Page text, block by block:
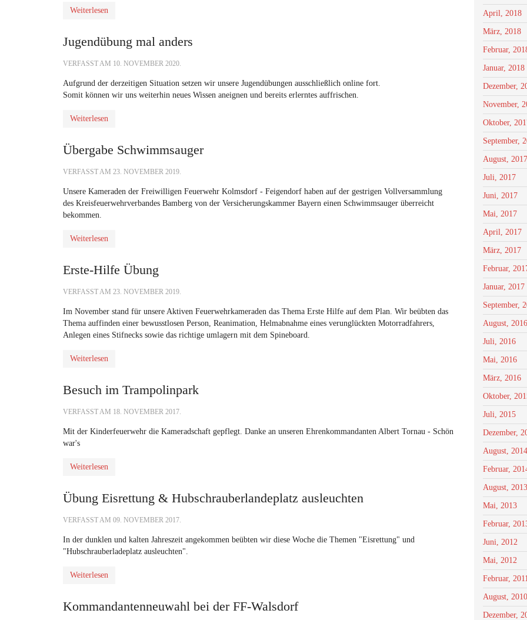
Weiterlesen
Jugendübung mal anders
VERFASST AM 10. NOVEMBER 2020.
Aufgrund der derzeitigen Situation setzen wir unsere Jugendübungen ausschließlich online fort.
Somit können wir uns weiterhin neues Wissen aneignen und bereits erlerntes auffrischen.
Weiterlesen
Übergabe Schwimmsauger
VERFASST AM 23. NOVEMBER 2019.
Unsere Kameraden der Freiwilligen Feuerwehr Kolmsdorf - Feigendorf haben auf der gestrigen Vollversammlung
des Kreisfeuerwehrverbandes Bamberg von der Versicherungskammer Bayern einen Schwimmsauger überreicht
bekommen.
Weiterlesen
Erste-Hilfe Übung
VERFASST AM 23. NOVEMBER 2019.
Im November stand für unsere Aktiven Feuerwehrkameraden das Thema Erste Hilfe auf dem Plan. Wir beübten das
Thema auffinden einer bewusstlosen Person, Reanimation, Helmabnahme eines verunglückten Motorradfahrers,
Anlegen eines Stifnecks sowie das richtige umlagern mit dem Spineboard.
Weiterlesen
Besuch im Trampolinpark
VERFASST AM 18. NOVEMBER 2017.
Mit der Kinderfeuerwehr die Kameradschaft gepflegt. Danke an unseren Ehrenkommandanten Albert Tornau - Schön
war's
Weiterlesen
Übung Eisrettung & Hubschrauberlandeplatz ausleuchten
VERFASST AM 09. NOVEMBER 2017.
In der dunklen und kalten Jahreszeit angekommen beübten wir diese Woche die Themen "Eisrettung" und
"Hubschrauberladeplatz ausleuchten".
Weiterlesen
Kommandantenneuwahl bei der FF-Walsdorf
April, 2018
März, 2018
Februar,
Januar, 2018
Dezember,
November,
Oktober,
September,
August, 2017
Juli, 2017
Juni, 2017
Mai, 2017
April, 2017
März, 2017
Februar,
Januar, 2017
September,
August, 2016
Juli, 2016
Mai, 2016
März, 2016
Oktober,
Juli, 2015
Dezember,
August, 2014
Februar,
August, 2013
Mai, 2013
Februar,
Juni, 2012
Mai, 2012
Februar,
August, 2010
Dezember,